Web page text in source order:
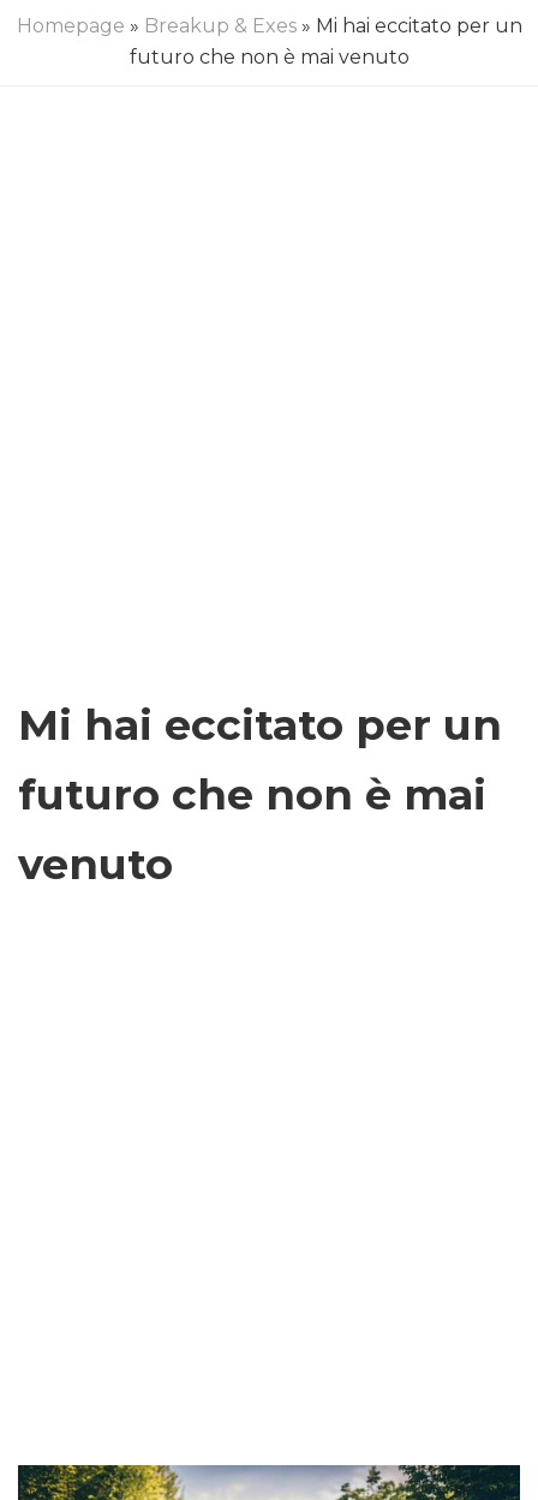
Homepage » Breakup & Exes» Mi hai eccitato per un
futuro che non è mai venuto
Mi hai eccitato per un
futuro che non è mai
venuto